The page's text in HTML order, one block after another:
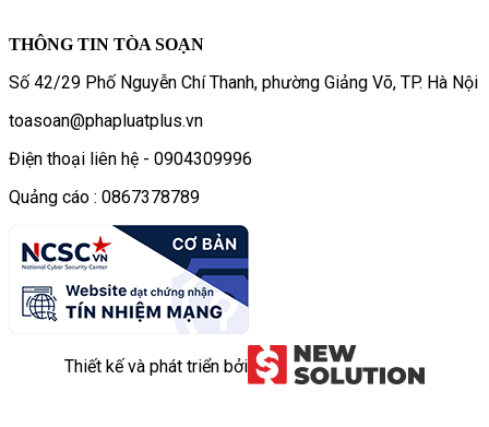
THÔNG TIN TÒA SOẠN
Số 42/29 Phố Nguyễn Chí Thanh, phường Giảng Võ, TP. Hà Nội
toasoan@phapluatplus.vn
Điện thoại liên hệ - 0904309996
Quảng cáo : 0867378789
Thiết kế và phát triển bởi